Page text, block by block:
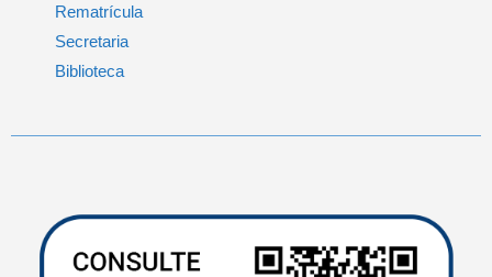
Rematrícula
Secretaria
Biblioteca